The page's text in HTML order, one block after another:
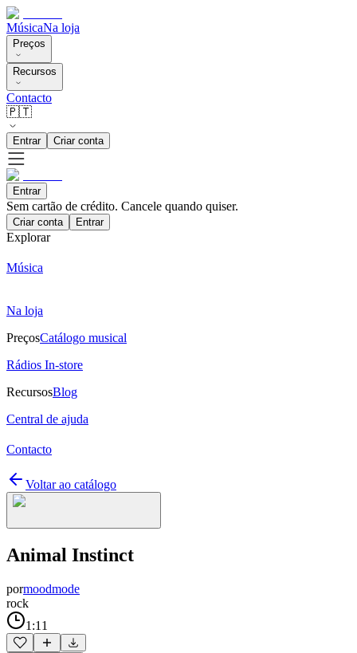
MúsicaNa loja
Preços
Recursos
Contacto
🇵🇹
Entrar Criar conta
Entrar
Sem cartão de crédito. Cancele quando quiser.
Criar conta Entrar
Explorar
Música
Na loja
PreçosCatálogo musical
Rádios In-store
RecursosBlog
Central de ajuda
Contacto
Voltar ao catálogo
Animal Instinct
pormoodmode
rock
1:11